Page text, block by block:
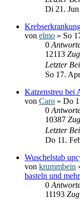
Di 21.
von elmo » So
0
12113
Letzter
So 17.
Katzenstreu bei
von Caro » Do
0
10387
Letzter
Do 11.
Wuschelstab
von krummbein
basteln und mehr
0
11193